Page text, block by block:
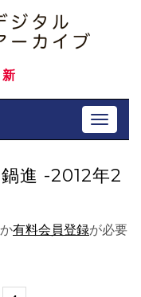
Toggle
進 -2012年2
か有料会員登録が必要